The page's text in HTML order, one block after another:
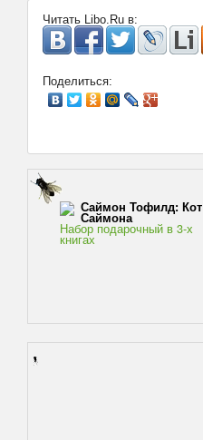
Читать Libo.Ru в:
Поделиться:
Саймон Тофилд: Кот
Саймона
Набор подарочный в 3-х
книгах